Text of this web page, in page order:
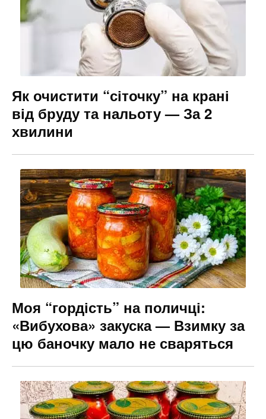
Як очистити “сіточку” на крані
від бруду та нальоту — За 2
хвилини
Моя “гордість” на поличці:
«Вибухова» закуска — Взимку за
цю баночку мало не сваряться